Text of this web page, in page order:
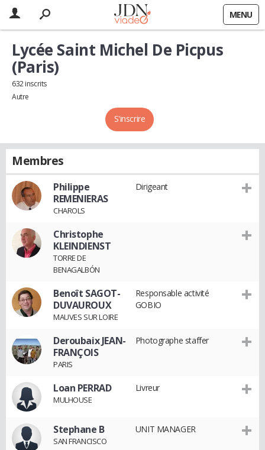
MENU
S'inscrire
Lycée Saint Michel De Picpus
(Paris)
632 inscrits
Autre
Membres
Philippe
REMENIERAS
CHAROLS
Dirigeant
Christophe
KLEINDIENST
TORRE DE
BENAGALBÓN
Benoît SAGOT-
DUVAUROUX
MAUVES SUR LOIRE
Responsable activité
GOBIO
Deroubaix JEAN-
FRANÇOIS
PARIS
Photographe staffer
Loan PERRAD
MULHOUSE
Livreur
Stephane B
SAN FRANCISCO
UNIT MANAGER